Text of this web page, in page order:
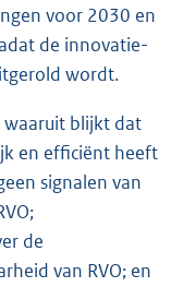
voor 2030 en
de innovatie-
wordt.
waaruit blijkt dat
en efficiënt heeft
signalen van
de
van RVO; en